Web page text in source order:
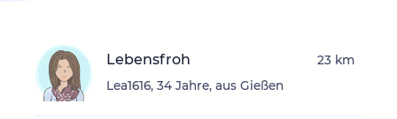
Lebensfroh
Lea1616, 34 Jahre, aus Gießen
23 km